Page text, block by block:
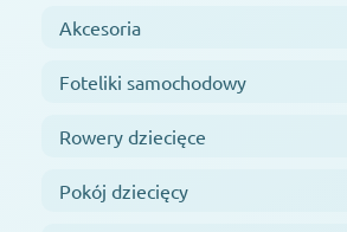
Akcesoria
Foteliki samochodowy
Rowery dziecięce
Pokój dziecięcy